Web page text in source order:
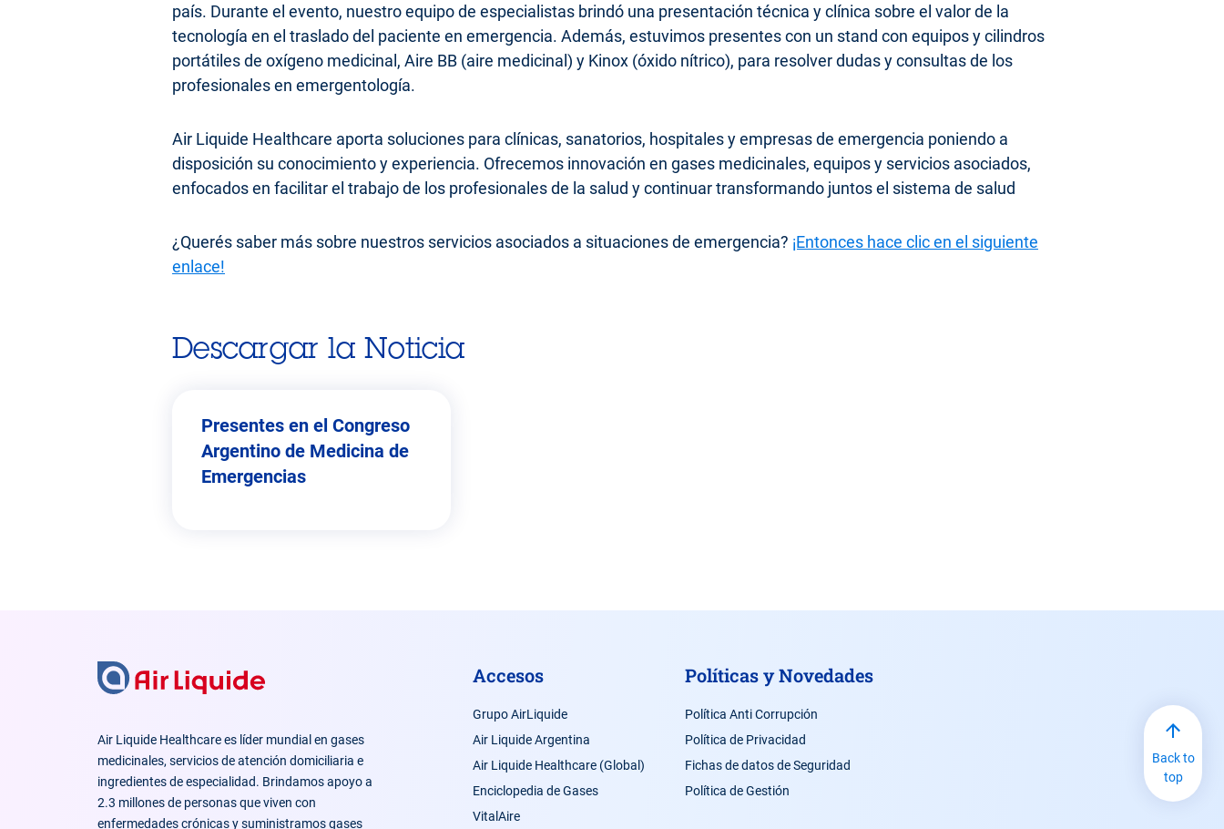
país. Durante el evento, nuestro equipo de especialistas brindó una presentación técnica y clínica sobre el valor de la
tecnología en el traslado del paciente en emergencia. Además, estuvimos presentes con un stand con equipos y cilindros
portátiles de oxígeno medicinal, Aire BB (aire medicinal) y Kinox (óxido nítrico), para resolver dudas y consultas de los
profesionales en emergentología.
Air Liquide Healthcare aporta soluciones para clínicas, sanatorios, hospitales y empresas de emergencia poniendo a
disposición su conocimiento y experiencia. Ofrecemos innovación en gases medicinales, equipos y servicios asociados,
enfocados en facilitar el trabajo de los profesionales de la salud y continuar transformando juntos el sistema de salud
¿Querés saber más sobre nuestros servicios asociados a situaciones de emergencia? ¡Entonces hace clic en el siguiente
enlace!
Descargar la Noticia
Presentes en el Congreso
Argentino de Medicina de
Emergencias
Air Liquide Healthcare es líder mundial en gases
medicinales, servicios de atención domiciliaria e
ingredientes de especialidad. Brindamos apoyo a
2.3 millones de personas que viven con
enfermedades crónicas y suministramos gases
Accesos
Grupo AirLiquide
Air Liquide Argentina
Air Liquide Healthcare (Global)
Enciclopedia de Gases
VitalAire
Políticas y Novedades
Política Anti Corrupción
Política de Privacidad
Fichas de datos de Seguridad
Política de Gestión
Back to
top